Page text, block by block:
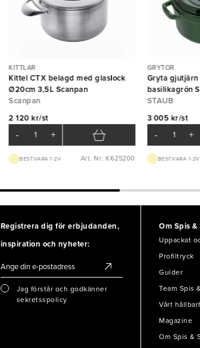
KITTLAR
Kittel CTX belagd med glaslock
Ø20cm 3,5L Scanpan
Scanpan
2 120 kr/st
- +
BEST.VARA 1-2V Art. Nr: K625200
GRYTOR
Gryta
basilikagrön
STAUB
3 005 kr/st
- +
BEST.VARA 1-2V
Registrera dig för erbjudanden,
inspiration och nyheter:
Jag förstår och godkänner
sekretsspolicy
Om Spis &
Uppackat
Profiltryck
Guider
Team Spis
Vårt
Magazine
Om Spis &